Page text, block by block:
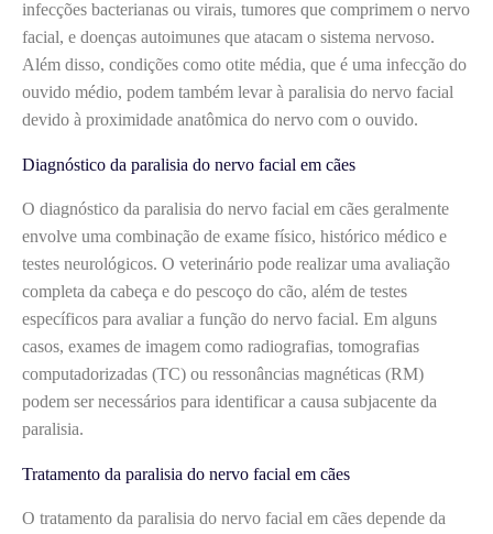
infecções bacterianas ou virais, tumores que comprimem o nervo
facial, e doenças autoimunes que atacam o sistema nervoso.
Além disso, condições como otite média, que é uma infecção do
ouvido médio, podem também levar à paralisia do nervo facial
devido à proximidade anatômica do nervo com o ouvido.
Diagnóstico da paralisia do nervo facial em cães
O diagnóstico da paralisia do nervo facial em cães geralmente
envolve uma combinação de exame físico, histórico médico e
testes neurológicos. O veterinário pode realizar uma avaliação
completa da cabeça e do pescoço do cão, além de testes
específicos para avaliar a função do nervo facial. Em alguns
casos, exames de imagem como radiografias, tomografias
computadorizadas (TC) ou ressonâncias magnéticas (RM)
podem ser necessários para identificar a causa subjacente da
paralisia.
Tratamento da paralisia do nervo facial em cães
O tratamento da paralisia do nervo facial em cães depende da